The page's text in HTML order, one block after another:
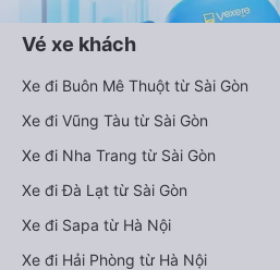
Vé xe khách
Xe đi Buôn Mê Thuột từ Sài Gòn
Xe đi Vũng Tàu từ Sài Gòn
Xe đi Nha Trang từ Sài Gòn
Xe đi Đà Lạt từ Sài Gòn
Xe đi Sapa từ Hà Nội
Xe đi Hải Phòng từ Hà Nội